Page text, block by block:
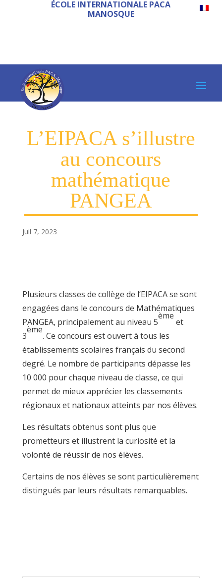
ÉCOLE INTERNATIONALE PACA
MANOSQUE
L’EIPACA s’illustre
au concours
mathématique
PANGEA
Juil 7, 2023
Plusieurs classes de collège de l’EIPACA se sont
engagées dans le concours de Mathématiques
PANGEA, principalement au niveau 5
ème
et
3
ème
. Ce concours est ouvert à tous les
établissements scolaires français du second
degré. Le nombre de participants dépasse les
10 000 pour chaque niveau de classe, ce qui
permet de mieux apprécier les classements
régionaux et nationaux atteints par nos élèves.
Les résultats obtenus sont plus que
prometteurs et illustrent la curiosité et la
volonté de réussir de nos élèves.
Certains de nos élèves se sont particulièrement
distingués par leurs résultats remarquables.